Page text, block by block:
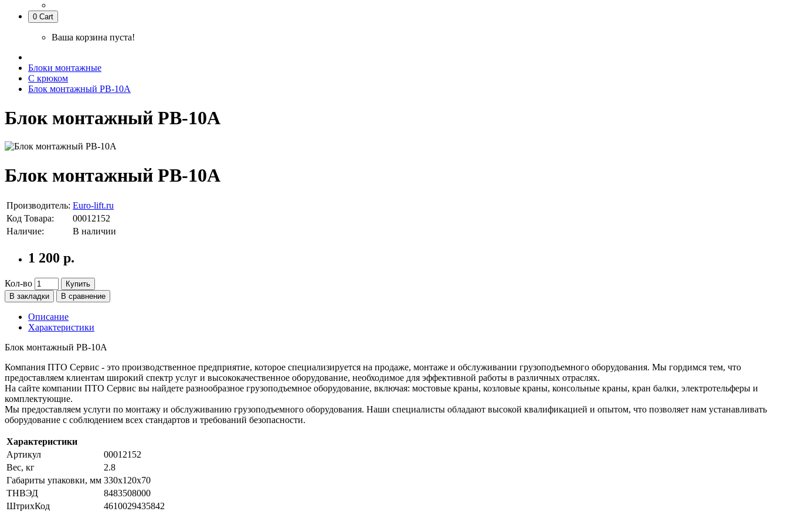
0 Cart
Ваша корзина пуста!
Блоки монтажные
С крюком
Блок монтажный РВ-10А
Блок монтажный РВ-10А
Блок монтажный РВ-10А
Производитель: Euro-lift.ru
Код Товара:
00012152
Наличие:
В наличии
1 200 р.
Кол-во
Купить
В закладки
В сравнение
Описание
Характеристики
Блок монтажный РВ-10А
Компания ПТО Сервис - это производственное предприятие, которое специализируется на продаже, монтаже и обслуживании грузоподъемного оборудования. Мы гордимся тем, что
предоставляем клиентам широкий спектр услуг и высококачественное оборудование, необходимое для эффективной работы в различных отраслях.
На сайте компании ПТО Сервис вы найдете разнообразное грузоподъемное оборудование, включая: мостовые краны, козловые краны, консольные краны, кран балки, электротельферы и
комплектующие.
Мы предоставляем услуги по монтажу и обслуживанию грузоподъемного оборудования. Наши специалисты обладают высокой квалификацией и опытом, что позволяет нам устанавливать
оборудование с соблюдением всех стандартов и требований безопасности.
Характеристики
Артикул
00012152
Вес, кг
2.8
Габариты упаковки, мм 330х120х70
ТНВЭД
8483508000
ШтрихКод
4610029435842